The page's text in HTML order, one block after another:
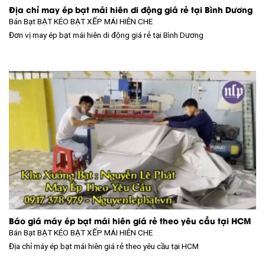
Địa chỉ may ép bạt mái hiên di động giá rẻ tại Bình Dương
Bán BạtBẠT KÉO BẠT XẾP MÁI HIÊN CHE
Đơn vị may ép bạt mái hiên di động giá rẻ tại Bình Dương
Báo giá máy ép bạt mái hiên giá rẻ theo yêu cầu tại HCM
Bán BạtBẠT KÉO BẠT XẾP MÁI HIÊN CHE
Địa chỉ máy ép bạt mái hiên giá rẻ theo yêu cầu tại HCM